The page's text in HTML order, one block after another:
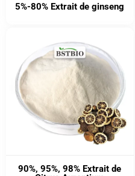
5%-80% Extrait de ginseng
90%, 95%, 98% Extrait de